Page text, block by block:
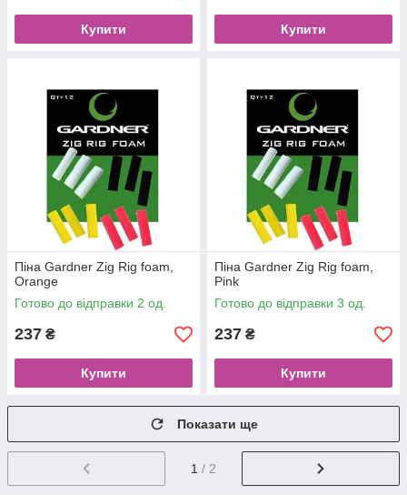
Купити Купити
Піна Gardner Zig Rig foam,
Orange
Готово до відправки 2 од.
237 ₴
Купити
Піна Gardner Zig Rig foam,
Pink
Готово до відправки 3 од.
237 ₴
Купити
Показати ще
1 / 2